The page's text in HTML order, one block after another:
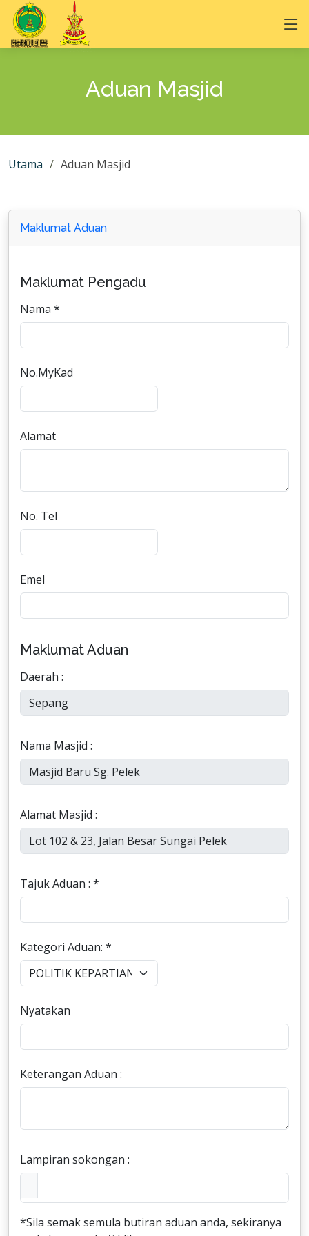
Aduan Masjid
Utama Aduan Masjid
Maklumat Aduan
Maklumat Pengadu
Nama *
No.MyKad
Alamat
No. Tel
Emel
Maklumat Aduan
Daerah :
Nama Masjid :
Alamat Masjid :
Tajuk Aduan : *
Kategori Aduan: *
Nyatakan
Keterangan Aduan :
Lampiran sokongan :
*Sila semak semula butiran aduan anda, sekiranya